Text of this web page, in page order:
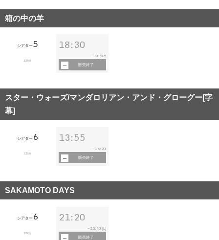
箱の中の羊
シアター5
125分
18:30
~ 20:45
販売終了
スター・ウォーズ/マンダロリアン・アンド・グローグー[字
幕]
シアター 6
132分
13:55
~16:20
販売終了
SAKAMOTO DAYS
シアター 6
129分
21:20
~ 23:40 [L]
販売終了